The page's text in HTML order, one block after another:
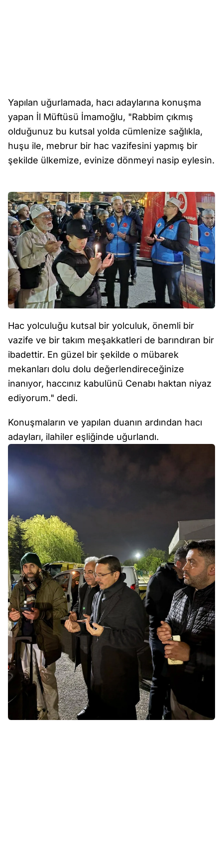
Yapılan uğurlamada, hacı adaylarına konuşma
yapan İl Müftüsü İmamoğlu, "Rabbim çıkmış
olduğunuz bu kutsal yolda cümlenize sağlıkla,
huşu ile, mebrur bir hac vazifesini yapmış bir
şekilde ülkemize, evinize dönmeyi nasip eylesin.
Hac yolculuğu kutsal bir yolculuk, önemli bir
vazife ve bir takım meşakkatleri de barındıran bir
ibadettir. En güzel bir şekilde o mübarek
mekanları dolu dolu değerlendireceğinize
inanıyor, haccınız kabulünü Cenabı haktan niyaz
ediyorum." dedi.
Konuşmaların ve yapılan duanın ardından hacı
adayları, ilahiler eşliğinde uğurlandı.